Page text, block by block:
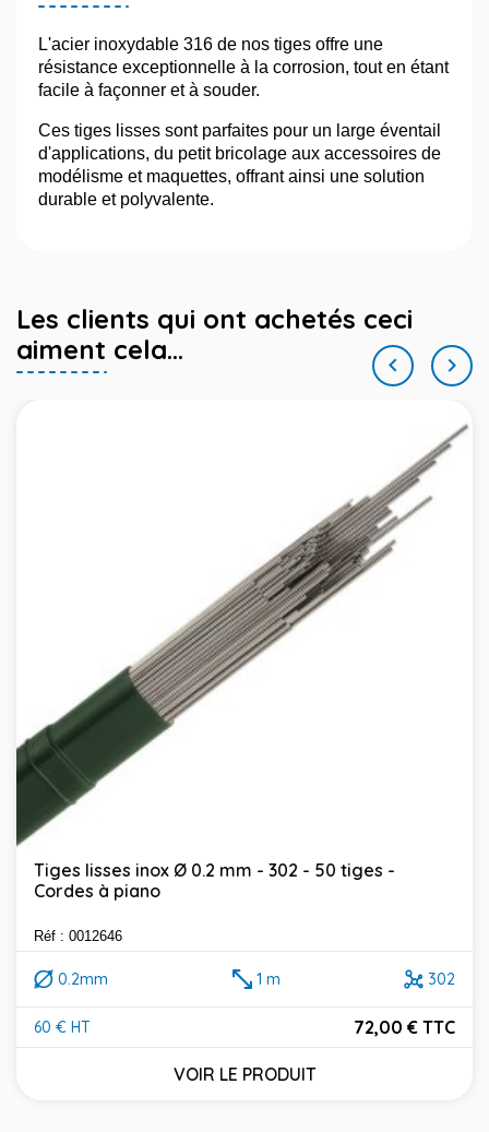
L'acier inoxydable 316 de nos tiges offre une
résistance exceptionnelle à la corrosion, tout en étant
facile à façonner et à souder.
Ces tiges lisses sont parfaites pour un large éventail
d'applications, du petit bricolage aux accessoires de
modélisme et maquettes, offrant ainsi une solution
durable et polyvalente.
Les clients qui ont achetés ceci
aiment cela...

Tiges lisses inox Ø 0.2 mm - 302 - 50 tiges -
Cordes à piano
Réf : 0012646
0.2mm 1 m 302
60 € HT
Prix
72,00 € TTC
VOIR LE PRODUIT
